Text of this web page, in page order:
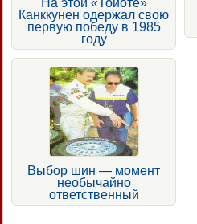
На этой «Тойоте»
Канккунен одержал свою
первую победу в 1985
году
Выбор шин — момент
необычайно
ответственный